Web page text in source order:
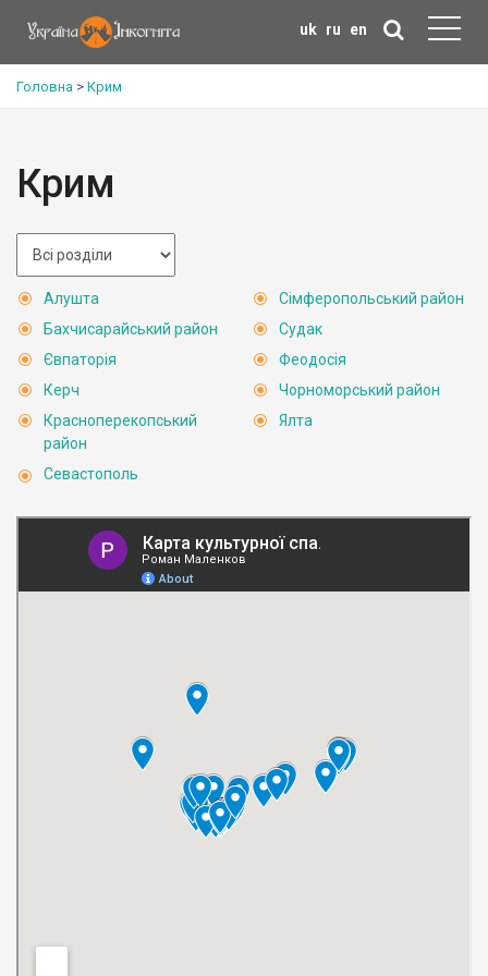
uk ru en
Головна > Крим
Крим
Алушта
Бахчисарайський район
Євпаторія
Керч
Красноперекопський
район
Севастополь
Сімферопольський район
Судак
Феодосія
Чорноморський район
Ялта